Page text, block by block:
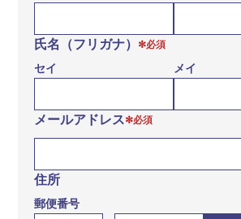
氏名（フリガナ） ✻必須
セイ メイ
メールアドレス✻必須
住所
郵便番号